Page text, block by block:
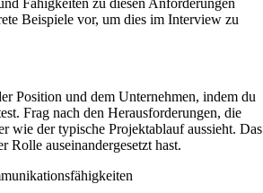
Beispiele vor, um dies im Interview zu
Position und dem Unternehmen, indem du
Frag nach den Herausforderungen, die
wie der typische Projektablauf aussieht. Das
Rolle auseinandergesetzt hast.